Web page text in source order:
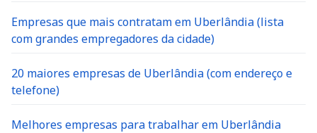
Empresas que mais contratam em Uberlândia (lista
com grandes empregadores da cidade)
20 maiores empresas de Uberlândia (com endereço e
telefone)
Melhores empresas para trabalhar em Uberlândia